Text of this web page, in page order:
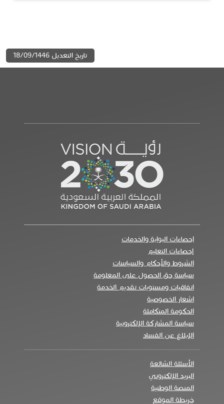
تاريخ التعديل 18/09/1446
احصاءات البوابة والخدمات
إحصاءات التعليم
الشروط والأحكام والسياسات
سياسة حق الحصول على المعلومة
اتفاقيات ومستويات تقديم الخدمة
اشعار الخصوصية
الحكومة المتكاملة
سياسة المشاركة الإلكترونية
الإبلاغ عن الفساد
الأسئلة الشائعة
البريد الإلكتروني
المنصة الوطنية
خريطة الموقع